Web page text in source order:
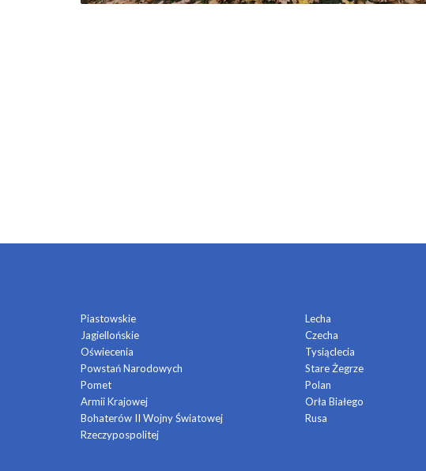
Piastowskie
Jagiellońskie
Oświecenia
Powstań Narodowych
Pomet
Armii Krajowej
Bohaterów II Wojny Światowej
Rzeczypospolitej
Lecha
Czecha
Tysiąclecia
Stare Żegrze
Polan
Orła Białego
Rusa